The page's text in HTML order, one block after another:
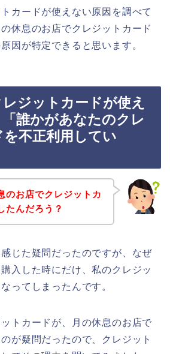
カードが使えない原因を調べて
休息のお店でクレジットカード
因が特定できると思います。
ジットカードが使え
誰かがあなたのクレ
不正利用してい
のお店でクレジットカ
たんだろう？
じた疑問だったのですが、なぜ
入した時にだけ、私のクレジッ
ってしまったんです。
トカードが、月の休息のお店で
が疑問だったので、クレジット